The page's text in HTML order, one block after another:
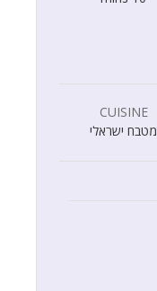
CUISINE
מטבח ישראלי